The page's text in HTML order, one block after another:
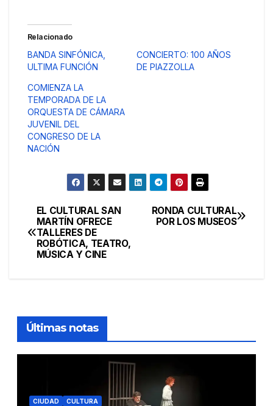
Relacionado
BANDA SINFÓNICA,
ULTIMA FUNCIÓN
CONCIERTO: 100 AÑOS
DE PIAZZOLLA
COMIENZA LA
TEMPORADA DE LA
ORQUESTA DE CÁMARA
JUVENIL DEL
CONGRESO DE LA
NACIÓN
Navegación
de
RONDA CULTURAL
POR LOS MUSEOS
EL CULTURAL SAN
MARTÍN OFRECE
TALLERES DE
ROBÓTICA, TEATRO,
MÚSICA Y CINE
Últimas notas
CIUDAD CULTURA